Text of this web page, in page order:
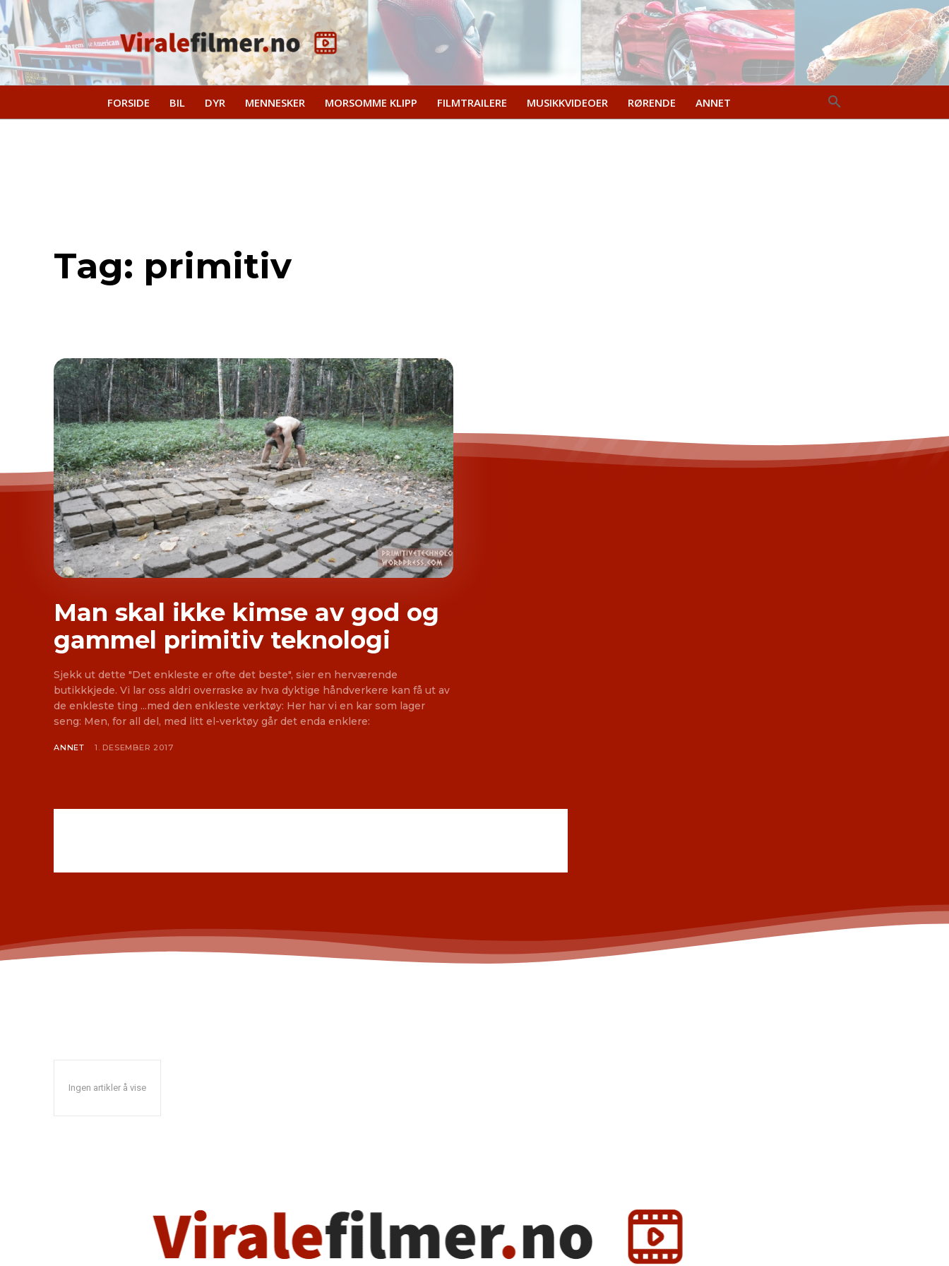
FORSIDE BIL DYR MENNESKER MORSOMME KLIPP FILMTRAILERE MUSIKKVIDEOER RØRENDE ANNET
Tag: primitiv
Man skal ikke kimse av god og
gammel primitiv teknologi
Sjekk ut dette "Det enkleste er ofte det beste", sier en herværende
butikkkjede. Vi lar oss aldri overraske av hva dyktige håndverkere kan få ut av
de enkleste ting ...med den enkleste verktøy: Her har vi en kar som lager
seng: Men, for all del, med litt el-verktøy går det enda enklere:
ANNET 1. DESEMBER 2017
Ingen artikler å vise